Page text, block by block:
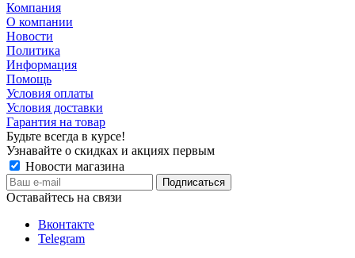
Компания
О компании
Новости
Политика
Информация
Помощь
Условия оплаты
Условия доставки
Гарантия на товар
Будьте всегда в курсе!
Узнавайте о скидках и акциях первым
Новости магазина
Оставайтесь на связи
Вконтакте
Telegram